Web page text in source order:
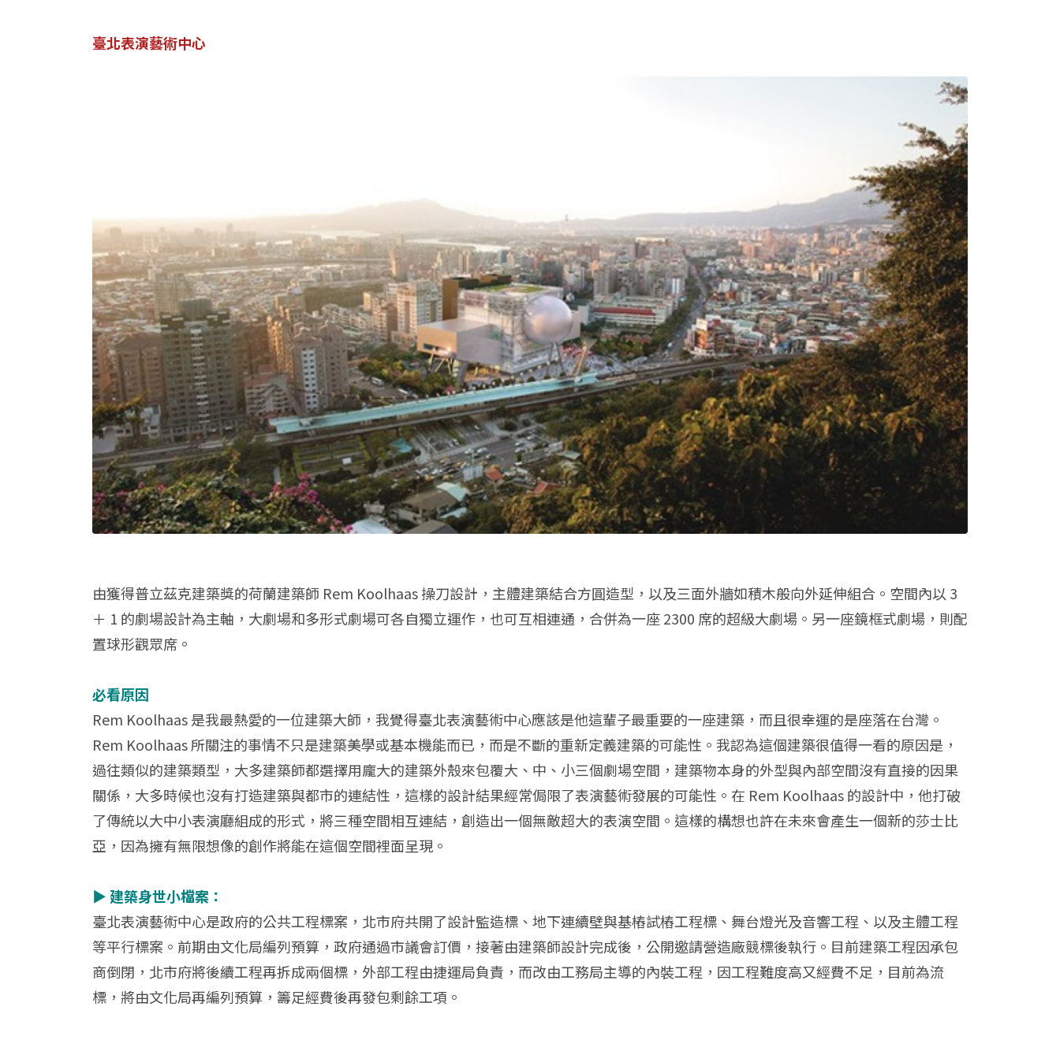
臺北表演藝術中心
由獲得普立茲克建築獎的荷蘭建築師 Rem Koolhaas 操刀設計，主體建築結合方圓造型，以及三面外牆如積木般向外延伸組合。空間內以 3
＋ 1 的劇場設計為主軸，大劇場和多形式劇場可各自獨立運作，也可互相連通，合併為一座 2300 席的超級大劇場。另一座鏡框式劇場，則配
置球形觀眾席。
必看原因
Rem Koolhaas 是我最熱愛的一位建築大師，我覺得臺北表演藝術中心應該是他這輩子最重要的一座建築，而且很幸運的是座落在台灣。
Rem Koolhaas 所關注的事情不只是建築美學或基本機能而已，而是不斷的重新定義建築的可能性。我認為這個建築很值得一看的原因是，
過往類似的建築類型，大多建築師都選擇用龐大的建築外殼來包覆大、中、小三個劇場空間，建築物本身的外型與內部空間沒有直接的因果
關係，大多時候也沒有打造建築與都市的連結性，這樣的設計結果經常侷限了表演藝術發展的可能性。在 Rem Koolhaas 的設計中，他打破
了傳統以大中小表演廳組成的形式，將三種空間相互連結，創造出一個無敵超大的表演空間。這樣的構想也許在未來會產生一個新的莎士比
亞，因為擁有無限想像的創作將能在這個空間裡面呈現。
▶ 建築身世小檔案：
臺北表演藝術中心是政府的公共工程標案，北市府共開了設計監造標、地下連續壁與基樁試樁工程標、舞台燈光及音響工程、以及主體工程
等平行標案。前期由文化局編列預算，政府通過市議會訂價，接著由建築師設計完成後，公開邀請營造廠競標後執行。目前建築工程因承包
商倒閉，北市府將後續工程再拆成兩個標，外部工程由捷運局負責，而改由工務局主導的內裝工程，因工程難度高又經費不足，目前為流
標，將由文化局再編列預算，籌足經費後再發包剩餘工項。